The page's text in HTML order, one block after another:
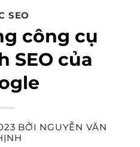
SEO
công cụ
SEO của
BỞI NGUYỄN VĂN